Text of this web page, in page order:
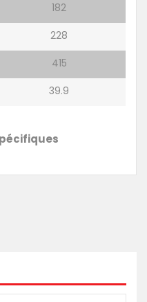
182
228
415
39.9